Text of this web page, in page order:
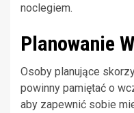
noclegiem.
Planowanie
Osoby planujące
powinny pamiętać o
aby zapewnić sobie